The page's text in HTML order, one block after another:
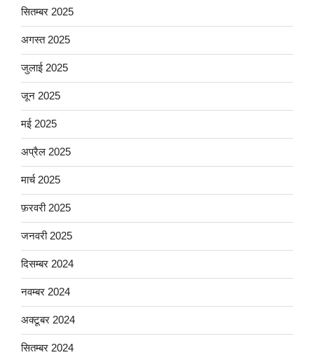
सितम्बर 2025
अगस्त 2025
जुलाई 2025
जून 2025
मई 2025
अप्रैल 2025
मार्च 2025
फ़रवरी 2025
जनवरी 2025
दिसम्बर 2024
नवम्बर 2024
अक्टूबर 2024
सितम्बर 2024